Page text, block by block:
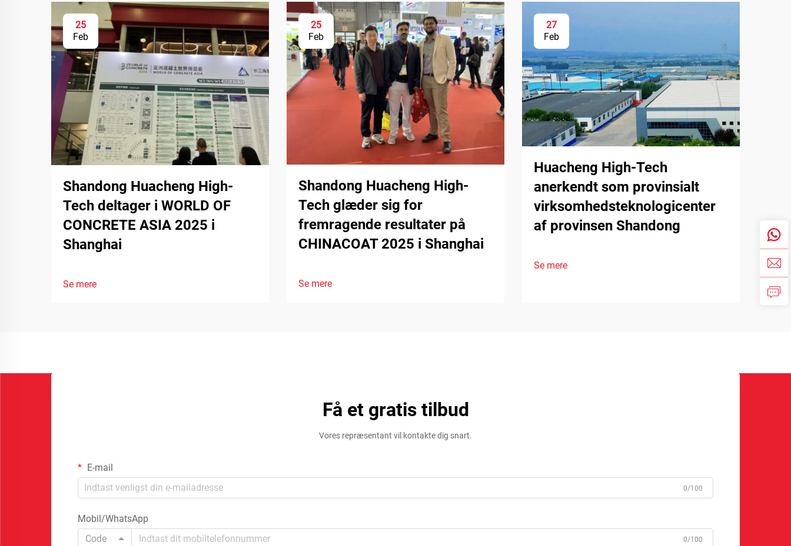
25
Feb
Shandong Huacheng High-
Tech deltager i WORLD OF
CONCRETE ASIA 2025 i
Shanghai
Se mere
25
Feb
Shandong Huacheng High-
Tech glæder sig for
fremragende resultater på
CHINACOAT 2025 i Shanghai
Se mere
27
Feb
Huacheng High-Tech
anerkendt som provinsialt
virksomhedsteknologicenter
af provinsen Shandong
Se mere
Få et gratis tilbud
Vores repræsentant vil kontakte dig snart.
E-mail
0/100
Mobil/WhatsApp
Code
0/100